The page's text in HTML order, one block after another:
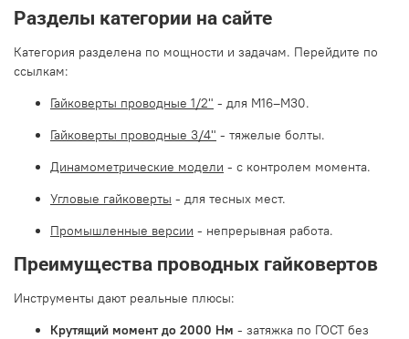
Разделы категории на сайте
Категория разделена по мощности и задачам. Перейдите по
ссылкам:
Гайковерты проводные 1/2" - для М16–М30.
Гайковерты проводные 3/4" - тяжелые болты.
Динамометрические модели - с контролем момента.
Угловые гайковерты - для тесных мест.
Промышленные версии - непрерывная работа.
Преимущества проводных гайковертов
Инструменты дают реальные плюсы:
Крутящий момент до 2000 Нм - затяжка по ГОСТ без